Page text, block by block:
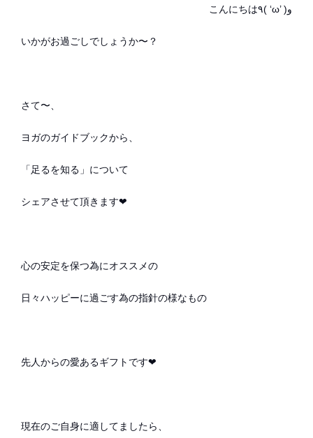
こんにちは٩( ‘ω’ )و
いかがお過ごしでしょうか〜？
さて〜、
ヨガのガイドブックから、
「足るを知る」について
シェアさせて頂きます❤︎
心の安定を保つ為にオススメの
日々ハッピーに過ごす為の指針の様なもの
先人からの愛あるギフトです❤︎
現在のご自身に適してましたら、